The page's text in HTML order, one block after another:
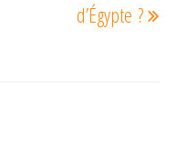
d’Égypte ?